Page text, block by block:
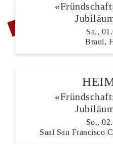
ZUSATZSHOW
Sa.,
Braui,
So.,
Saal San Francisco